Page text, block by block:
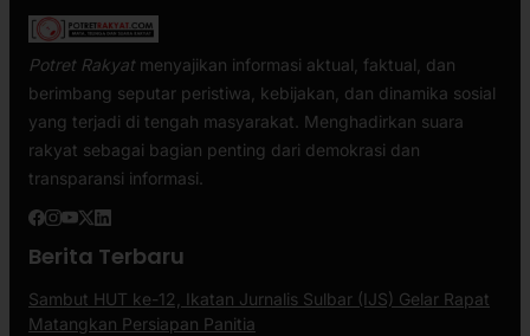
Potret Rakyatmenyajikan informasi aktual, faktual, dan
berimbang seputar peristiwa, kebijakan, dan dinamika sosial
yang terjadi di tengah masyarakat. Menghadirkan suara
rakyat sebagai bagian penting dari demokrasi dan
transparansi informasi.
Berita Terbaru
Sambut HUT ke-12, Ikatan Jurnalis Sulbar (IJS) Gelar Rapat
Matangkan Persiapan Panitia